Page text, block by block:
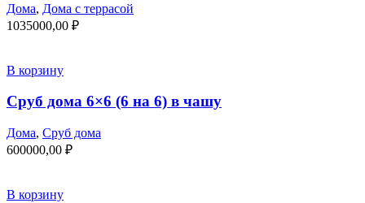
Дома, Дома с террасой
1035000,00 ₽
В корзину
Сруб дома 6×6 (6 на 6) в чашу
Дома, Сруб дома
600000,00 ₽
В корзину